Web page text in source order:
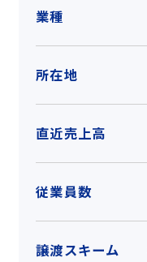
業種
所在地
直近売上高
従業員数
譲渡スキーム